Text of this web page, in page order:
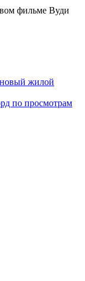
фильме Вуди
жилой
по просмотрам